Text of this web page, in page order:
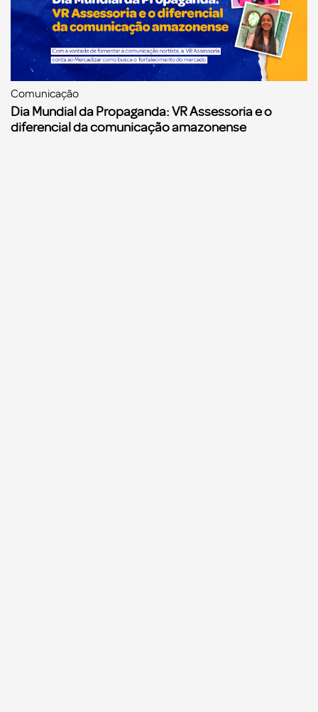
Comunicação
Dia Mundial da Propaganda: VR Assessoria e o
diferencial da comunicação amazonense